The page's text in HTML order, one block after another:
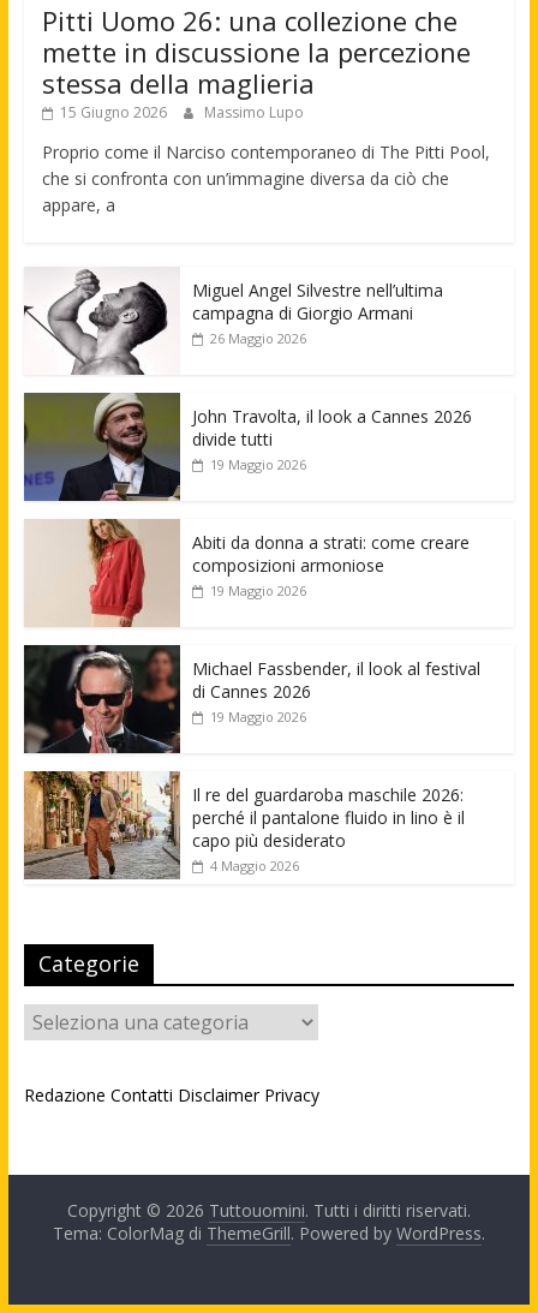
Pitti Uomo 26: una collezione che
mette in discussione la percezione
stessa della maglieria
15 Giugno 2026 Massimo Lupo
Proprio come il Narciso contemporaneo di The Pitti Pool,
che si confronta con un’immagine diversa da ciò che
appare, a
Miguel Angel Silvestre nell’ultima
campagna di Giorgio Armani
26 Maggio 2026
John Travolta, il look a Cannes 2026
divide tutti
19 Maggio 2026
Abiti da donna a strati: come creare
composizioni armoniose
19 Maggio 2026
Michael Fassbender, il look al festival
di Cannes 2026
19 Maggio 2026
Il re del guardaroba maschile 2026:
perché il pantalone fluido in lino è il
capo più desiderato
4 Maggio 2026
Categorie
Categorie
Redazione Contatti Disclaimer Privacy
Copyright © 2026 Tuttouomini. Tutti i diritti riservati.
Tema: ColorMag di ThemeGrill. Powered by WordPress.